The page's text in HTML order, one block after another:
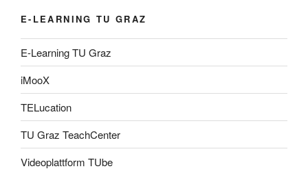
E-LEARNING TU GRAZ
E-Learning TU Graz
iMooX
TELucation
TU Graz TeachCenter
Videoplattform TUbe